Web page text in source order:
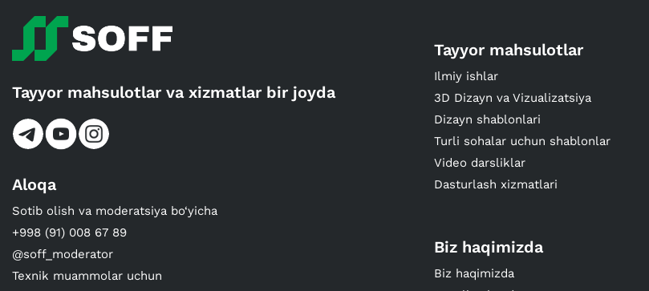
Tayyor mahsulotlar va xizmatlar bir joyda
Aloqa
Sotib olish va moderatsiya bo‘yicha
+998 (91) 008 67 89
@soff_moderator
Texnik muammolar uchun
Tayyor mahsulotlar
Ilmiy ishlar
3D Dizayn va Vizualizatsiya
Dizayn shablonlari
Turli sohalar uchun shablonlar
Video darsliklar
Dasturlash xizmatlari
Biz haqimizda
Biz haqimizda